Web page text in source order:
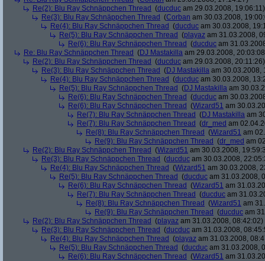
Re(2): Blu Ray Schnäppchen Thread (ducduc am 29.03.2008, 19:06:11)
Re(3): Blu Ray Schnäppchen Thread (Corban am 30.03.2008,
Re(4): Blu Ray Schnäppchen Thread (ducduc am 30.03.2008,
Re(5): Blu Ray Schnäppchen Thread (playaz am 31.03.2008,
Re(6): Blu Ray Schnäppchen Thread (ducduc am
Re: Blu Ray Schnäppchen Thread (DJ Mastakilla am 29.03.2008,
Re(2): Blu Ray Schnäppchen Thread (ducduc am 29.03.2008, 20:11:26)
Re(3): Blu Ray Schnäppchen Thread (DJ Mastakilla am 30.03.2008,
Re(4): Blu Ray Schnäppchen Thread (ducduc am 30.03.2008,
Re(5): Blu Ray Schnäppchen Thread (DJ Mastakilla am
Re(6): Blu Ray Schnäppchen Thread (ducduc am
Re(6): Blu Ray Schnäppchen Thread (Wizard51 am
Re(7): Blu Ray Schnäppchen Thread (DJ Mastakilla am
Re(7): Blu Ray Schnäppchen Thread (dr_med am
Re(8): Blu Ray Schnäppchen Thread (Wizard51 am
Re(9): Blu Ray Schnäppchen Thread (dr_med am
Re(2): Blu Ray Schnäppchen Thread (Wizard51 am 30.03.2008,
Re(3): Blu Ray Schnäppchen Thread (ducduc am 30.03.2008,
Re(4): Blu Ray Schnäppchen Thread (Wizard51 am 30.03.2008,
Re(5): Blu Ray Schnäppchen Thread (ducduc am 31.03.2008,
Re(6): Blu Ray Schnäppchen Thread (Wizard51 am
Re(7): Blu Ray Schnäppchen Thread (ducduc am
Re(8): Blu Ray Schnäppchen Thread (Wizard51 am
Re(9): Blu Ray Schnäppchen Thread (ducduc am
Re(2): Blu Ray Schnäppchen Thread (playaz am 31.03.2008, 08:42:02)
Re(3): Blu Ray Schnäppchen Thread (ducduc am 31.03.2008,
Re(4): Blu Ray Schnäppchen Thread (playaz am 31.03.2008,
Re(5): Blu Ray Schnäppchen Thread (ducduc am 31.03.2008,
Re(6): Blu Ray Schnäppchen Thread (Wizard51 am